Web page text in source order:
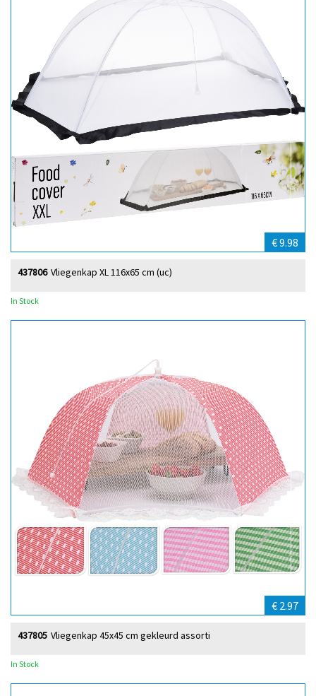
€ 9.98
Vliegenkap XL 116x65 cm (uc)
437806
In Stock
€ 2.97
Vliegenkap 45x45 cm gekleurd assorti
437805
In Stock